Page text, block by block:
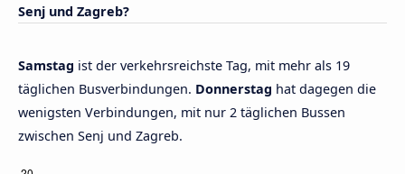
Senj und Zagreb?
Samstag ist der verkehrsreichste Tag, mit mehr als 19
täglichen Busverbindungen. Donnerstag hat dagegen die
wenigsten Verbindungen, mit nur 2 täglichen Bussen
zwischen Senj und Zagreb.